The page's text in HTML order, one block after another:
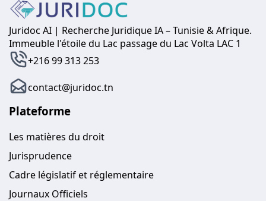
Juridoc AI | Recherche Juridique IA – Tunisie & Afrique.
Immeuble l'étoile du Lac passage du Lac Volta LAC 1
+216 99 313 253
contact@juridoc.tn
Plateforme
Les matières du droit
Jurisprudence
Cadre législatif et réglementaire
Journaux Officiels